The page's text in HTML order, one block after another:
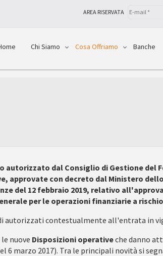
AREA RISERVATA
Chi Siamo Cosa Offriamo Banche
autorizzato dal Consiglio di Gestione del
approvate con decreto dal Ministero
del 12 febbraio 2019, relativo
per le operazioni finanziarie a
autorizzati contestualmente all'entrata in
nuove Disposizioni operativeche danno
6 marzo 2017). Tra le principali novità si